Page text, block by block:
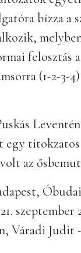
bízza a
felosztás a
(1-2-3-
titokzatos
az
szeptember
Váradi Judit